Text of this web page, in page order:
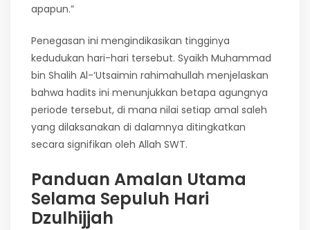
apapun.”
Penegasan ini mengindikasikan tingginya
kedudukan hari-hari tersebut. Syaikh Muhammad
bin Shalih Al-‘Utsaimin rahimahullah menjelaskan
bahwa hadits ini menunjukkan betapa agungnya
periode tersebut, di mana nilai setiap amal saleh
yang dilaksanakan di dalamnya ditingkatkan
secara signifikan oleh Allah SWT.
Panduan Amalan Utama
Selama Sepuluh Hari
Dzulhijjah